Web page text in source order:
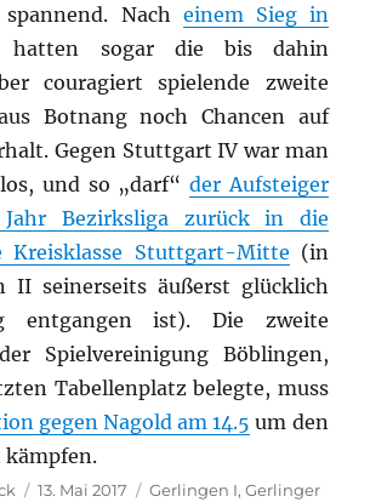
Nach einem Sieg in
hatten sogar die bis dahin
couragiert spielende zweite
Botnang noch Chancen auf
Gegen Stuttgart IV war man
und so „darf“ der Aufsteiger
Bezirksliga zurück in die
Kreisklasse Stuttgart-Mitte (in
II seinerseits äußerst glücklich
entgangen ist). Die zweite
Spielvereinigung Böblingen,
Tabellenplatz belegte, muss
gegen Nagold am 14.5 um den
kämpfen.
Veröffentlicht
13. Mai 2017 Kategorien
Gerlingen I,Gerlinger